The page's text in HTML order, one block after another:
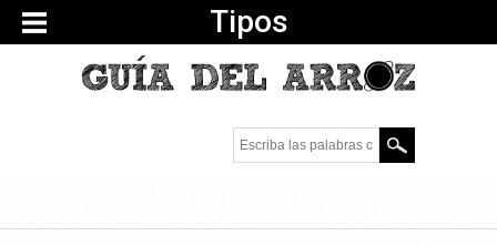
Tipos
Escriba las palabras
clave.